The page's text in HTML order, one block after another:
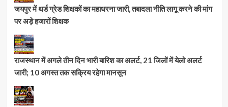
जयपुर में थर्ड ग्रेड शिक्षकों का महाधरना जारी, तबादला नीति लागू करने की मांग
पर अड़े हजारों शिक्षक
राजस्थान में अगले तीन दिन भारी बारिश का अलर्ट, 21 जिलों में येलो अलर्ट
जारी; 10 अगस्त तक सक्रिय रहेगा मानसून